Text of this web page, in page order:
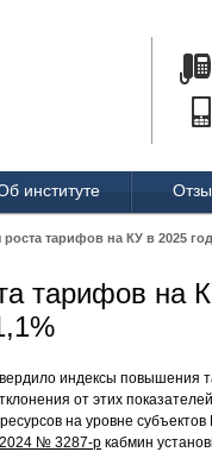
институте
тарифов на КУ в 2025
тарифов на
индексы повышения
от этих
на уровне
№ 3287-р кабмин